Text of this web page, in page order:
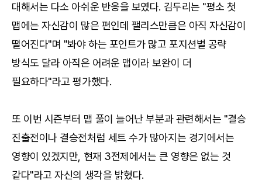
대해서는 다소 아쉬운 반응을 보였다. 김두리는 "평소 첫
맵에는 자신감이 많은 편인데 팰리스만큼은 아직 자신감이
떨어진다"며 "봐야 하는 포인트가 많고 포지션별 공략
방식도 달라 아직은 어려운 맵이라 보완이 더
필요하다"라고 평가했다.
또 이번 시즌부터 맵 풀이 늘어난 부분과 관련해서는 "결승
진출전이나 결승전처럼 세트 수가 많아지는 경기에서는
영향이 있겠지만, 현재 3전제에서는 큰 영향은 없는 것
같다"라고 자신의 생각을 밝혔다.